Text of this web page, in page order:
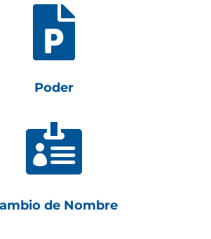

Poder

de Nombre